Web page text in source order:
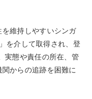
維持しやすいシンガ
を介して取得され、登
実態や責任の所在、管
からの追跡を困難に